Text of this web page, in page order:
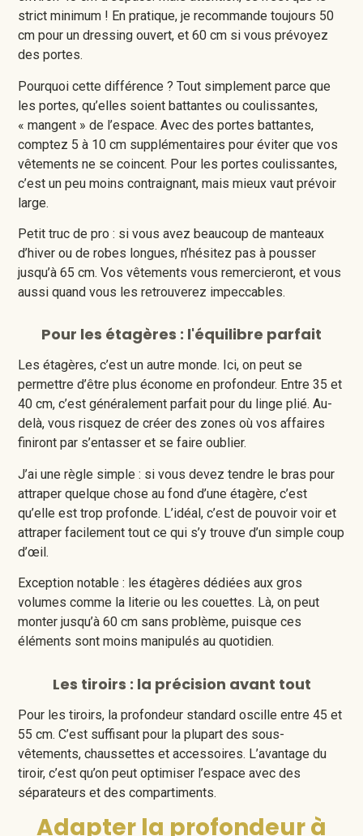
strict minimum ! En pratique, je recommande toujours 50
cm pour un dressing ouvert, et 60 cm si vous prévoyez
des portes.
Pourquoi cette différence ? Tout simplement parce que
les portes, qu’elles soient battantes ou coulissantes,
« mangent » de l’espace. Avec des portes battantes,
comptez 5 à 10 cm supplémentaires pour éviter que vos
vêtements ne se coincent. Pour les portes coulissantes,
c’est un peu moins contraignant, mais mieux vaut prévoir
large.
Petit truc de pro : si vous avez beaucoup de manteaux
d’hiver ou de robes longues, n’hésitez pas à pousser
jusqu’à 65 cm. Vos vêtements vous remercieront, et vous
aussi quand vous les retrouverez impeccables.
Pour les étagères : l'équilibre parfait
Les étagères, c’est un autre monde. Ici, on peut se
permettre d’être plus économe en profondeur. Entre 35 et
40 cm, c’est généralement parfait pour du linge plié. Au-
delà, vous risquez de créer des zones où vos affaires
finiront par s’entasser et se faire oublier.
J’ai une règle simple : si vous devez tendre le bras pour
attraper quelque chose au fond d’une étagère, c’est
qu’elle est trop profonde. L’idéal, c’est de pouvoir voir et
attraper facilement tout ce qui s’y trouve d’un simple coup
d’œil.
Exception notable : les étagères dédiées aux gros
volumes comme la literie ou les couettes. Là, on peut
monter jusqu’à 60 cm sans problème, puisque ces
éléments sont moins manipulés au quotidien.
Les tiroirs : la précision avant tout
Pour les tiroirs, la profondeur standard oscille entre 45 et
55 cm. C’est suffisant pour la plupart des sous-
vêtements, chaussettes et accessoires. L’avantage du
tiroir, c’est qu’on peut optimiser l’espace avec des
séparateurs et des compartiments.
Adapter la profondeur à